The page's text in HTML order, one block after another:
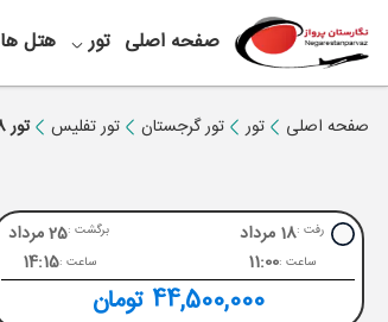
صفحه اصلی تور هتل ها
صفحه اصلی تور تور گرجستان تور تفلیس تور 8 روزه تفلیس ویژه مرداد 1405
رفت :18 مرداد
ساعت :11:00
برگشت :25 مرداد
ساعت :14:15
44,500,000 تومان